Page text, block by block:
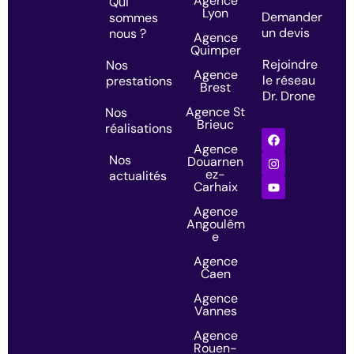
sommes
nous ?
Nos
prestations
Nos
réalisations
Nos
actualités
Lyon
Agence
Quimper
Agence
Brest
Agence St
Brieuc
Agence
Douarnen
ez-
Carhaix
Agence
Angoulêm
e
Agence
Caen
Agence
Vannes
Agence
Rouen-
Demander
un devis
Rejoindre
le réseau
Dr. Drone